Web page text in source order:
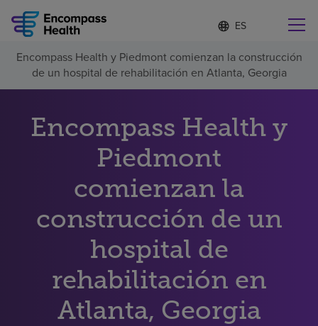
Lista
de
idiomas
contraída
d
o
m
a
e
c
c
n
a
o
Encuentre una localidad cerca de usted
Por qué debe elegirnos
Servicios de rehabilitación
Pacientes y cuidadores
Recursos de salud
Acerca de nosotros
Encompass Health y Piedmont comienzan la construcción
de un hospital de rehabilitación en Atlanta, Georgia
Encompass Health y
Piedmont
comienzan la
construcción de un
hospital de
rehabilitación en
Atlanta, Georgia